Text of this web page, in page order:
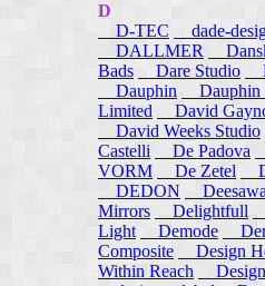
D
D-TEC
dade-
DALLMER
Bads
Dare Studio
Dauphin
Dauphin
Limited
David
David Weeks Studio
Castelli
De Padova
VORM
De Zetel
DEDON
Mirrors
Delightfull
Light
Demode
Composite
Design
Within Reach